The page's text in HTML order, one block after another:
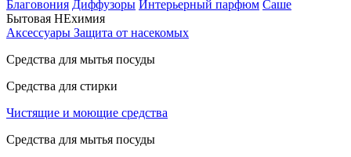
Благовония Диффузоры Интерьерный парфюм Саше
Бытовая НЕхимия
Аксессуары Защита от насекомых
Средства для мытья посуды
Средства для стирки
Чистящие и моющие средства
Средства для мытья посуды